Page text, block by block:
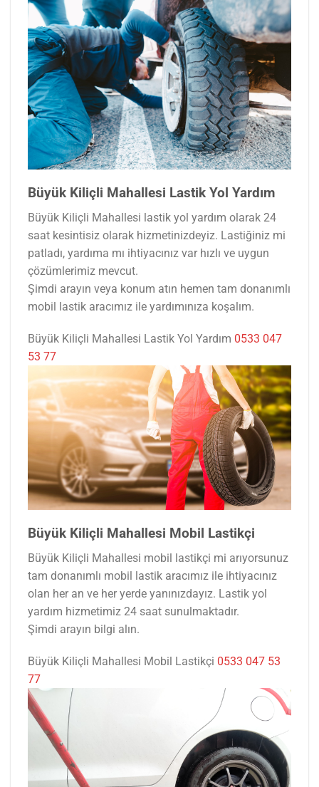
Büyük Kiliçli Mahallesi Lastik Yol Yardım
Büyük Kiliçli Mahallesi lastik yol yardım olarak 24
saat kesintisiz olarak hizmetinizdeyiz. Lastiğiniz mi
patladı, yardıma mı ihtiyacınız var hızlı ve uygun
çözümlerimiz mevcut.
Şimdi arayın veya konum atın hemen tam donanımlı
mobil lastik aracımız ile yardımınıza koşalım.
Büyük Kiliçli Mahallesi Lastik Yol Yardım 0533 047
53 77
Büyük Kiliçli Mahallesi Mobil Lastikçi
Büyük Kiliçli Mahallesi mobil lastikçi mi arıyorsunuz
tam donanımlı mobil lastik aracımız ile ihtiyacınız
olan her an ve her yerde yanınızdayız. Lastik yol
yardım hizmetimiz 24 saat sunulmaktadır.
Şimdi arayın bilgi alın.
Büyük Kiliçli Mahallesi Mobil Lastikçi 0533 047 53
77